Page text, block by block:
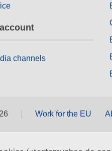
channels
Work for the EU